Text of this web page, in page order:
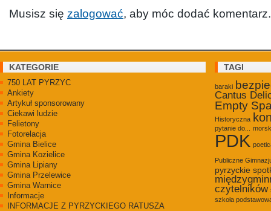
Musisz się zalogować, aby móc dodać komentarz.
KATEGORIE
750 LAT PYRZYC
Ankiety
Artykuł sponsorowany
Ciekawi ludzie
Felietony
Fotorelacja
Gmina Bielice
Gmina Kozielice
Gmina Lipiany
Gmina Przelewice
Gmina Warnice
Informacje
INFORMACJE Z PYRZYCKIEGO RATUSZA
TAGI
baraki
Cantus
Empty
Historyczna
pytanie do...
PDK
Publiczne
pyrzyckie
czytelników
szkoła